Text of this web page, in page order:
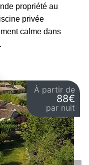
propriété au
privée
calme dans
À partir de
88€
par nuit